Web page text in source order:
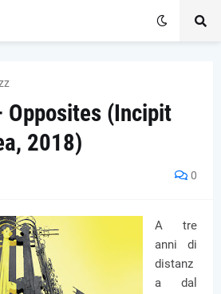
Opposites (Incipit
2018)
0
A tre
anni di
distanz
a dal